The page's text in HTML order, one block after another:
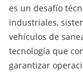
es un desafío
industriales,
vehículos de
tecnología que
garantizar